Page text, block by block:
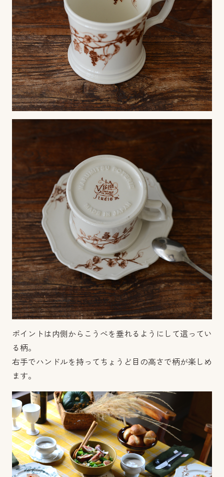
ポイントは内側からこうべを垂れるようにして這ってい
る柄。
右手でハンドルを持ってちょうど目の高さで柄が楽しめ
ます。